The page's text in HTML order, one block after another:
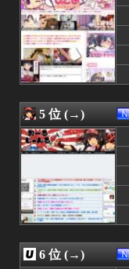
08/07 13:07
08/07 13:06
08/07 13:05
08/07 13:05
08/07 13:05
08/07 13:05
08/07 13:02
08/07 13:01
08/07 13:01
08/07 13:01
08/07 13:00
08/07 13:00
08/07 13:00
08/07 13:00
08/07 13:00
08/07 13:00
5 位 (→)
6 位 (→)